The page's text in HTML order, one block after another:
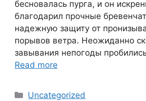
бесновалась пурга, и он
благодарил прочные
надежную защиту от
порывов ветра. Неожиданно
завывания непогоды
Read more
Categories
Uncategorized